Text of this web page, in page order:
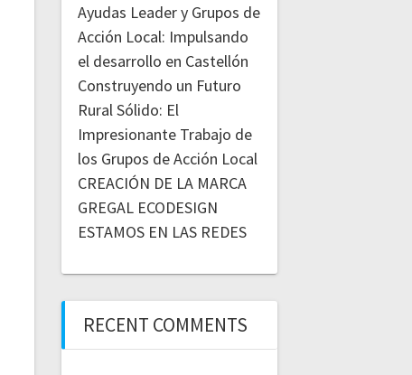
Ayudas Leader y Grupos de
Acción Local: Impulsando
el desarrollo en Castellón
Construyendo un Futuro
Rural Sólido: El
Impresionante Trabajo de
los Grupos de Acción Local
CREACIÓN DE LA MARCA
GREGAL ECODESIGN
ESTAMOS EN LAS REDES
RECENT COMMENTS